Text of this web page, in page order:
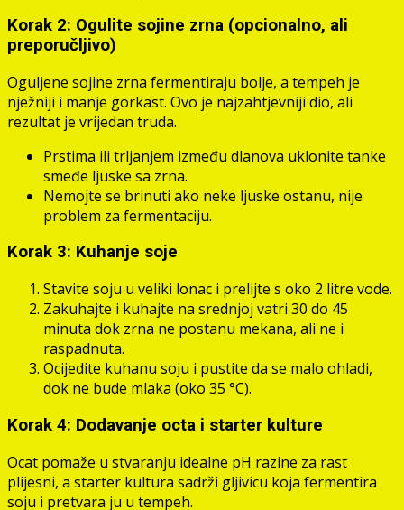
Korak 2: Ogulite sojine zrna (opcionalno, ali
preporučljivo)
Oguljene sojine zrna fermentiraju bolje, a tempeh je
nježniji i manje gorkast. Ovo je najzahtjevniji dio, ali
rezultat je vrijedan truda.
Prstima ili trljanjem između dlanova uklonite tanke
smeđe ljuske sa zrna.
Nemojte se brinuti ako neke ljuske ostanu, nije
problem za fermentaciju.
Korak 3: Kuhanje soje
Stavite soju u veliki lonac i prelijte s oko 2 litre vode.
Zakuhajte i kuhajte na srednjoj vatri 30 do 45
minuta dok zrna ne postanu mekana, ali ne i
raspadnuta.
Ocijedite kuhanu soju i pustite da se malo ohladi,
dok ne bude mlaka (oko 35 °C).
Korak 4: Dodavanje octa i starter kulture
Ocat pomaže u stvaranju idealne pH razine za rast
plijesni, a starter kultura sadrži gljivicu koja fermentira
soju i pretvara ju u tempeh.